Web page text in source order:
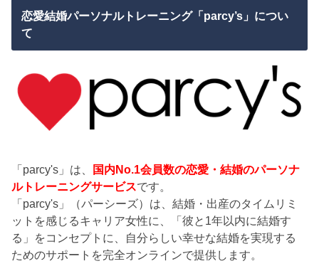
恋愛結婚パーソナルトレーニング「parcy’s」につい
て
「parcy's」は、
国内No.1会員数の恋愛・結婚のパーソナ
ルトレーニングサービスです。
「parcy's」（パーシーズ）は、結婚・出産のタイムリミ
ットを感じるキャリア女性に、「彼と1年以内に結婚す
る」をコンセプトに、自分らしい幸せな結婚を実現する
ためのサポートを完全オンラインで提供します。